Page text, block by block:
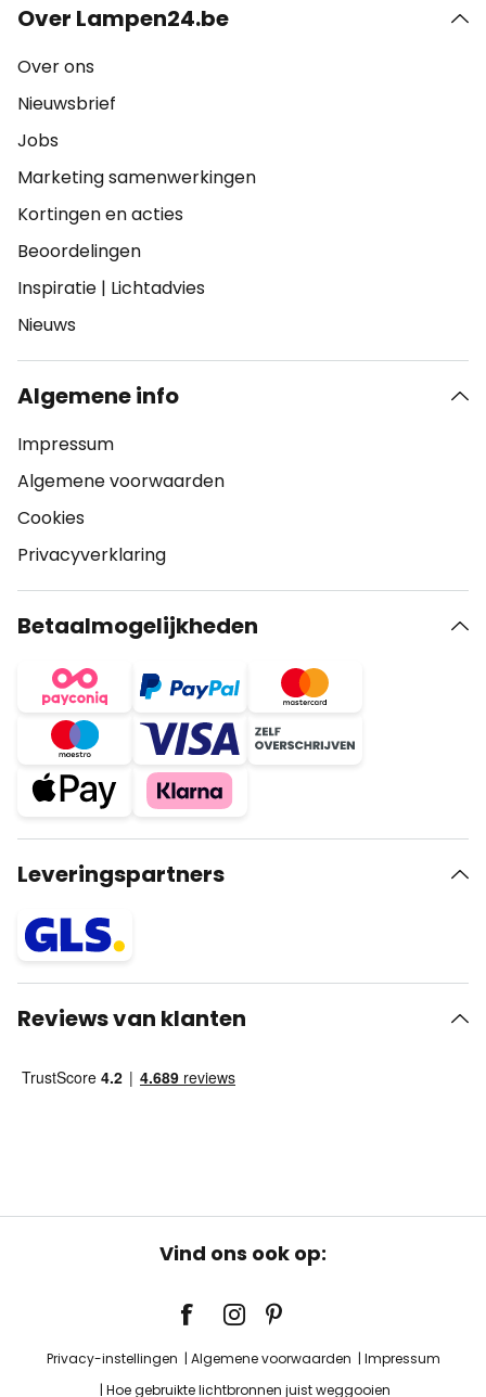
Over Lampen24.be
Over ons
Nieuwsbrief
Jobs
Marketing samenwerkingen
Kortingen en acties
Beoordelingen
Inspiratie | Lichtadvies
Nieuws
Algemene info
Impressum
Algemene voorwaarden
Cookies
Privacyverklaring
Betaalmogelijkheden
Leveringspartners
Reviews van klanten
Vind ons ook op:
Privacy-instellingen Algemene voorwaarden
Impressum
Hoe gebruikte lichtbronnen juist weggooien